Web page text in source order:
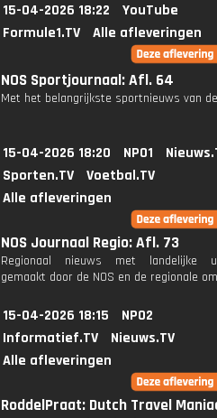
15-04-2026 18:22
YouTube
Formule1.TV
Alle afleveringen
NOS Sportjournaal: Afl. 64
Met het belangrijkste sportnieuws van
15-04-2026 18:20 NPO1
Sporten.TV
Voetbal.TV
Alle afleveringen
NOS Journaal Regio: Afl. 73
Regionaal nieuws met landelijke
gemaakt door de NOS en de regionale
15-04-2026 18:15
NPO2
Informatief.TV
Nieuws.TV
Alle afleveringen
RoddelPraat: Dutch Travel